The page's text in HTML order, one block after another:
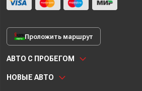
Проложить маршрут
АВТО С ПРОБЕГОМ
НОВЫЕ АВТО